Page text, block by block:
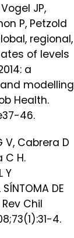
JP,
P, Petzold
regional,
of levels
a
modelling
Health.
46.
V, Cabrera D
C H.
Y
SÍNTOMA DE
Rev Chil
4.